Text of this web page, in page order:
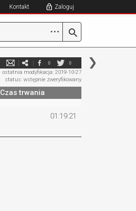
Kontakt Zaloguj
⋯
0 0
ostatnia modyfikacja: 2019-10-27
status: wstępnie zweryfikowany
Czas trwania
01:19:21